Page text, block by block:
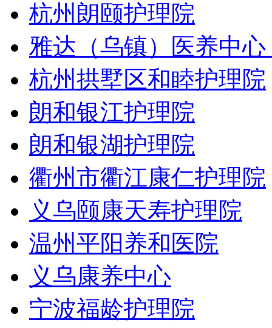
杭州朗颐护理院
雅达（乌镇）医养中
杭州拱墅区和睦护理院
朗和银江护理院
朗和银湖护理院
衢州市衢江康仁护理院
义乌颐康天寿护理院
温州平阳养和医院
义乌康养中心
宁波福龄护理院